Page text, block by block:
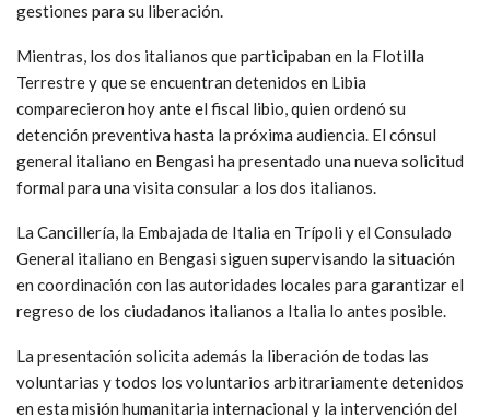
gestiones para su liberación.
Mientras, los dos italianos que participaban en la Flotilla
Terrestre y que se encuentran detenidos en Libia
comparecieron hoy ante el fiscal libio, quien ordenó su
detención preventiva hasta la próxima audiencia. El cónsul
general italiano en Bengasi ha presentado una nueva solicitud
formal para una visita consular a los dos italianos.
La Cancillería, la Embajada de Italia en Trípoli y el Consulado
General italiano en Bengasi siguen supervisando la situación
en coordinación con las autoridades locales para garantizar el
regreso de los ciudadanos italianos a Italia lo antes posible.
La presentación solicita además la liberación de todas las
voluntarias y todos los voluntarios arbitrariamente detenidos
en esta misión humanitaria internacional y la intervención del